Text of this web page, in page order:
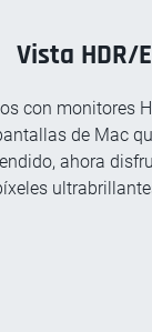
Vista HDR/
con monitores
de Mac
ahora